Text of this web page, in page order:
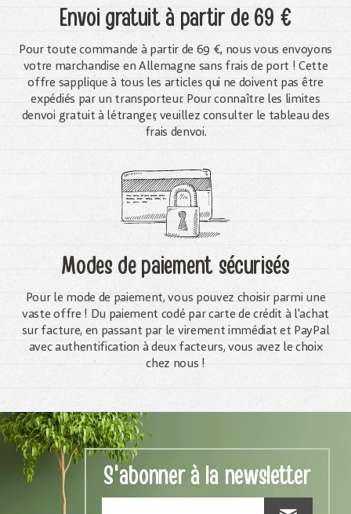
Envoi gratuità partir de 69 €
Pour toute commande à partir de 69 €, nous vous envoyons
votre marchandise en Allemagne sans frais de port ! Cette
offre sapplique à tous les articles qui ne doivent pas être
expédiés par un transporteur. Pour connaître les limites
denvoi gratuit à létranger, veuillez consulter le tableau des
frais denvoi.
Modes de paiement sécurisés
Pour le mode de paiement, vous pouvez choisir parmi une
vaste offre ! Du paiement codé par carte de crédit à l'achat
sur facture, en passant par le virement immédiat et PayPal
avec authentification à deux facteurs, vous avez le choix
chez nous !
S'abonner à la newsletter